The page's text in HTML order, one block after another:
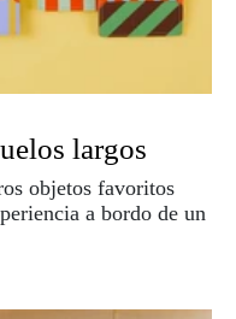
largos
objetos favoritos
a bordo de un